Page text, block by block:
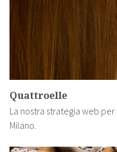
Quattroelle
La nostra strategia web
Milano.